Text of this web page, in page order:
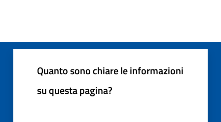
Quanto sono chiare le informazioni
su questa pagina?